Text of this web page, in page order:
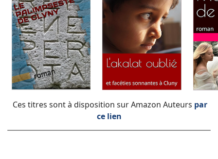
Ces titres sont à disposition sur Amazon Auteurs par
ce lien